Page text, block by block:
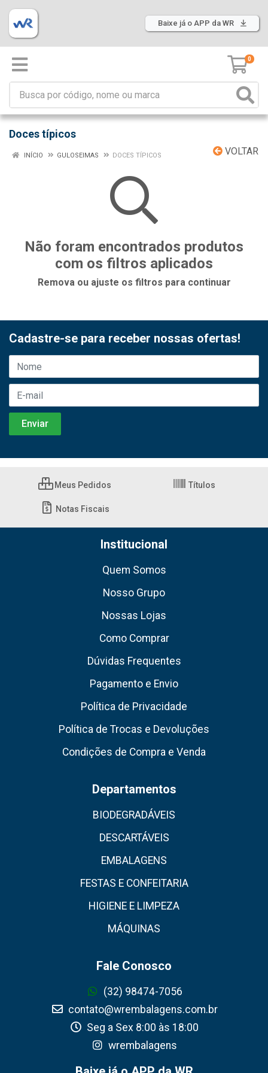
Baixe já o APP da WR
0
Doces típicos
VOLTAR
INÍCIO GULOSEIMAS DOCES TÍPICOS
Não foram encontrados produtos
com os filtros aplicados
Remova ou ajuste os filtros para continuar
Cadastre-se para receber nossas ofertas!
Meus Pedidos Títulos
Notas Fiscais
Institucional
Quem Somos
Nosso Grupo
Nossas Lojas
Como Comprar
Dúvidas Frequentes
Pagamento e Envio
Política de Privacidade
Política de Trocas e Devoluções
Condições de Compra e Venda
Departamentos
BIODEGRADÁVEIS
DESCARTÁVEIS
EMBALAGENS
FESTAS E CONFEITARIA
HIGIENE E LIMPEZA
MÁQUINAS
Fale Conosco
(32) 98474-7056
contato@wrembalagens.com.br
Seg a Sex 8:00 às 18:00
wrembalagens